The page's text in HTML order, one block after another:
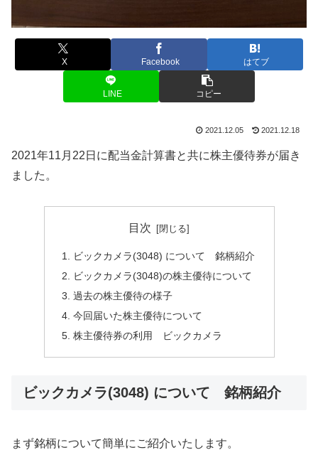
X Facebook はてブ
LINE コピー
2021.12.05 2021.12.18
2021年11月22日に配当金計算書と共に株主優待券が届き
ました。
目次
ビックカメラ(3048) について 銘柄紹介
ビックカメラ(3048)の株主優待について
過去の株主優待の様子
今回届いた株主優待について
株主優待券の利用 ビックカメラ
ビックカメラ(3048) について 銘柄紹介
まず銘柄について簡単にご紹介いたします。